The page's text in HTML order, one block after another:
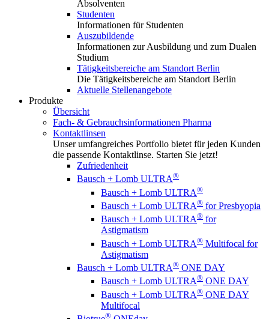
Absolventen
Studenten
Informationen für Studenten
Auszubildende
Informationen zur Ausbildung und zum Dualen
Studium
Tätigkeitsbereiche am Standort Berlin
Die Tätigkeitsbereiche am Standort Berlin
Aktuelle Stellenangebote
Produkte
Übersicht
Fach- & Gebrauchsinformationen Pharma
Kontaktlinsen
Unser umfangreiches Portfolio bietet für jeden Kunden
die passende Kontaktlinse. Starten Sie jetzt!
Zufriedenheit
Bausch + Lomb ULTRA®
Bausch + Lomb ULTRA®
Bausch + Lomb ULTRA® for Presbyopia
Bausch + Lomb ULTRA® for
Astigmatism
Bausch + Lomb ULTRA® Multifocal for
Astigmatism
Bausch + Lomb ULTRA® ONE DAY
Bausch + Lomb ULTRA® ONE DAY
Bausch + Lomb ULTRA® ONE DAY
Multifocal
®